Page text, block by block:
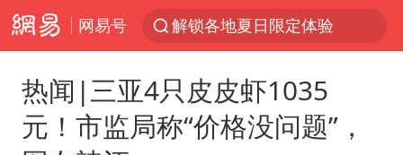
网易号
解锁各地夏日限定体验
热闻|三亚4只皮皮虾1035
元！市监局称“价格没问题”，